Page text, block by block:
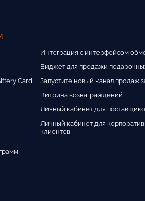
Card
Интеграция с интерфейсом
Виджет для продажи
Запустите новый канал продаж
Витрина вознаграждений
Личный кабинет для
Личный кабинет для
клиентов